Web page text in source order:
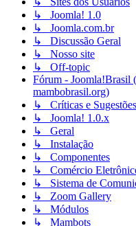
↳ Joomla! 1.0
↳ Joomla.com.br
↳ Discussão Geral
↳ Nosso site
↳ Off-topic
Fórum - Joomla!Brasil
mambobrasil.org)
↳ Críticas e Sugestões
↳ Joomla! 1.0.x
↳ Geral
↳ Instalação
↳ Componentes
↳ Comércio
↳ Sistema de
↳ Zoom Gallery
↳ Módulos
↳ Mambots